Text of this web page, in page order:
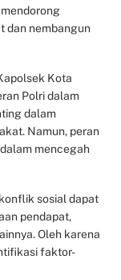
dan nembangun
Kota
Polri dalam
dalam
Namun, peran
mencegah
sosial dapat
pendapat,
Oleh karena
faktor-